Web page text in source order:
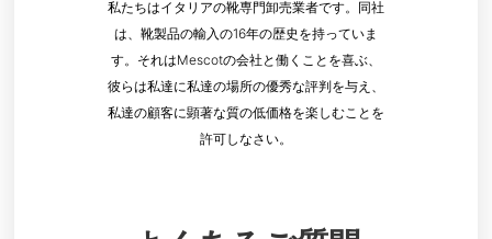
私たちはイタリアの靴専門卸売業者です。同社
は、靴製品の輸入の16年の歴史を持っていま
す。それはMescotの会社と働くことを喜ぶ、
彼らは私達に私達の場所の優秀な評判を与え、
私達の顧客に顕著な質の低価格を楽しむことを
許可しなさい。